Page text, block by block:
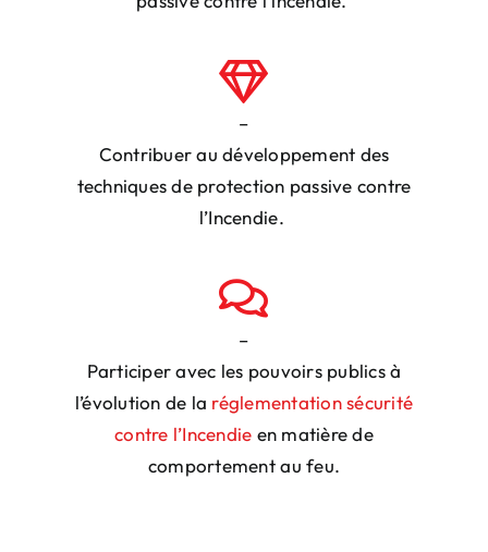
–
Contribuer au développement des
techniquesde protection passive contre
l’Incendie.
–
Participer avec les pouvoirs publicsà
l’évolution de la réglementation sécurité
contre l’Incendie en matière de
comportement au feu.